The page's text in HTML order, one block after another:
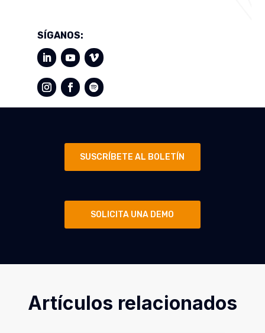
SÍGANOS:
SUSCRÍBETE AL BOLETÍN
SOLICITA UNA DEMO
Artículos relacionados